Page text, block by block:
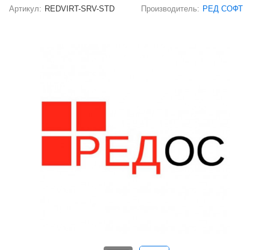
Артикул: REDVIRT-SRV-STD Производитель: РЕД СОФТ